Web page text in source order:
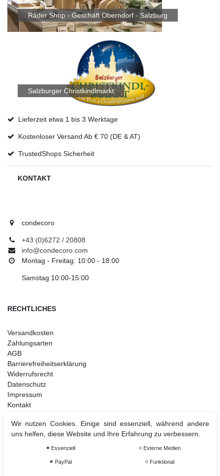
Räder Shop - Geschäft Oberndorf - Salzburg
Salzburger Christkindlmarkt
Lieferzeit etwa 1 bis 3 Werktage
Kostenloser Versand Ab € 70 (DE & AT)
TrustedShops Sicherheit
KONTAKT
condecoro
+43 (0)6272 / 20808
info@condecoro.com
Montag - Freitag: 10:00 - 18:00
Samstag 10:00-15:00
RECHTLICHES
Versandkosten
Zahlungsarten
AGB
Barrierefreiheitserklärung
Widerrufsrecht
Datenschutz
Impressum
Kontakt
Christbaumkugel
Wir nutzen Cookies. Einige sind essenziell, während andere
uns helfen, diese Website und Ihre Erfahrung zu verbessern.
Essenziell Externe Medien
PayPal Funktional